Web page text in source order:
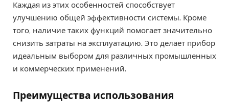
Каждая из этих особенностей способствует
улучшению общей эффективности системы. Кроме
того, наличие таких функций помогает значительно
снизить затраты на эксплуатацию. Это делает прибор
идеальным выбором для различных промышленных
и коммерческих применений.
Преимущества использования